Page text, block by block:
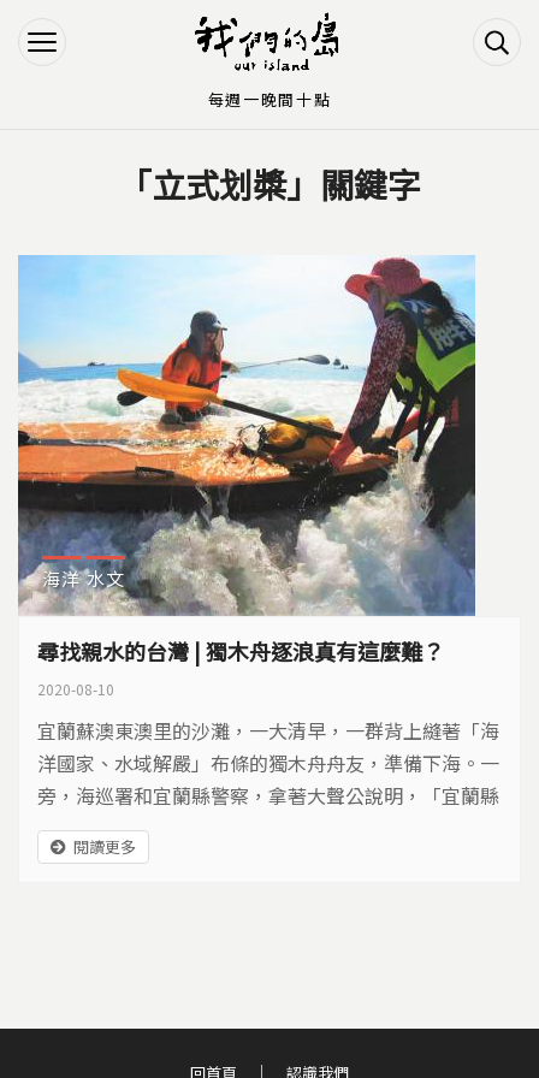
Jump to Navigation
Jump to Main content
「立式划槳」關鍵字
海洋 水文
尋找親水的台灣 | 獨木舟逐浪真有這麼難？
2020-08-10
宜蘭蘇澳東澳里的沙灘，一大清早，一群背上縫著「海
洋國家、水域解嚴」布條的獨木舟舟友，準備下海。一
旁，海巡署和宜蘭縣警察，拿著大聲公說明，「宜蘭縣
政府在107年9月14日公告，南澳地區禁止水域遊憩活
動。從座標圖來看，誠如你們手上的宣導單，從烏石鼻
閱讀更多
回首頁 認識我們
每週一晚間十點